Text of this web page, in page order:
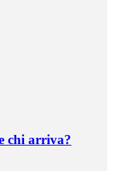
chi arriva?